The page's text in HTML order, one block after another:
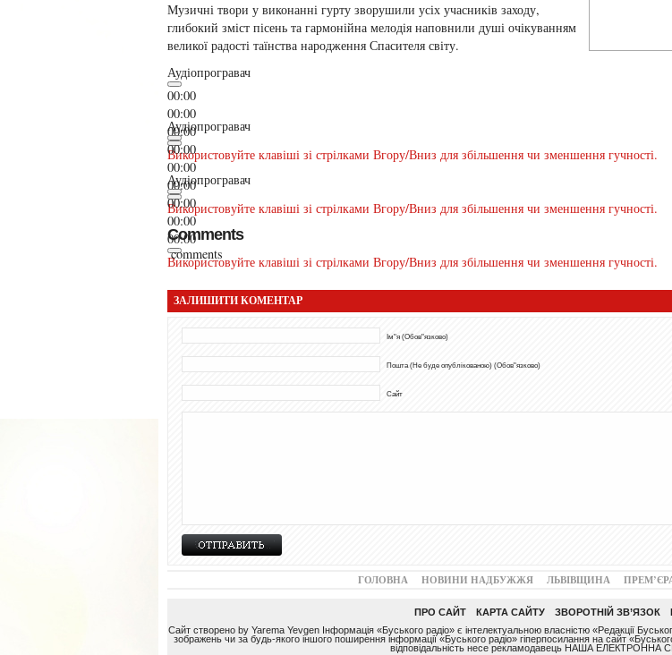
Музичні твори у виконанні гурту зворушили усіх учасників заходу,
глибокий зміст пісень та гармонійна мелодія наповнили душі очікуванням
великої радості таїнства народження Спасителя світу.
Аудіопрогравач
00:00
00:00
00:00
Використовуйте клавіші зі стрілками Вгору/Вниз для збільшення чи зменшення гучності.
Аудіопрогравач
00:00
00:00
00:00
Використовуйте клавіші зі стрілками Вгору/Вниз для збільшення чи зменшення гучності.
Аудіопрогравач
00:00
00:00
00:00
Використовуйте клавіші зі стрілками Вгору/Вниз для збільшення чи зменшення гучності.
Comments
comments
ЗАЛИШИТИ КОМЕНТАР
Ім"я (Обов"язково)
Пошта (Не буде опублікованою) (Обов"язково)
Сайт
ГОЛОВНА НОВИНИ НАДБУЖЖЯ ЛЬВІВЩИНА
ПРО САЙТ КАРТА САЙТУ ЗВОРОТНІЙ ЗВ’ЯЗОК
Сайт створено by Yarema Yevgen Інформація «Буського радіо» є інтелектуальною власністю «Редакції
зображень чи за будь-якого іншого поширення інформації «Буського радіо» гіперпосилання на сайт
відповідальність несе рекламодавець НАША ЕЛЕКТРОННА